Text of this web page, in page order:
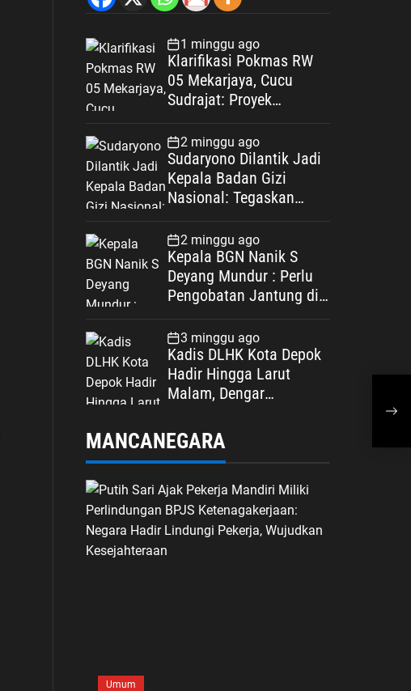
1 minggu ago
Klarifikasi Pokmas RW
05 Mekarjaya, Cucu
Sudrajat: Proyek
Spesifikasi
2 minggu ago
Sudaryono Dilantik Jadi
Kepala Badan Gizi
Nasional: Tegaskan
Kepentingan
2 minggu ago
Kepala BGN Nanik S
Deyang Mundur : Perlu
Pengobatan Jantung di
3 minggu ago
Kadis DLHK Kota Depok
Hadir Hingga Larut
Malam, Dengar
Retribusi Sampah di
MANCANEGARA
Umum